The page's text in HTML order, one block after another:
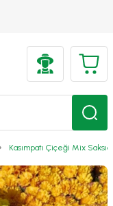
Kasımpatı Çiçeği Mix